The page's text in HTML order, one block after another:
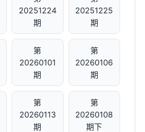
20251224
期
20251225
期
第
20260101
期
第
20260106
期
第
20260113
期
第
20260108
期下